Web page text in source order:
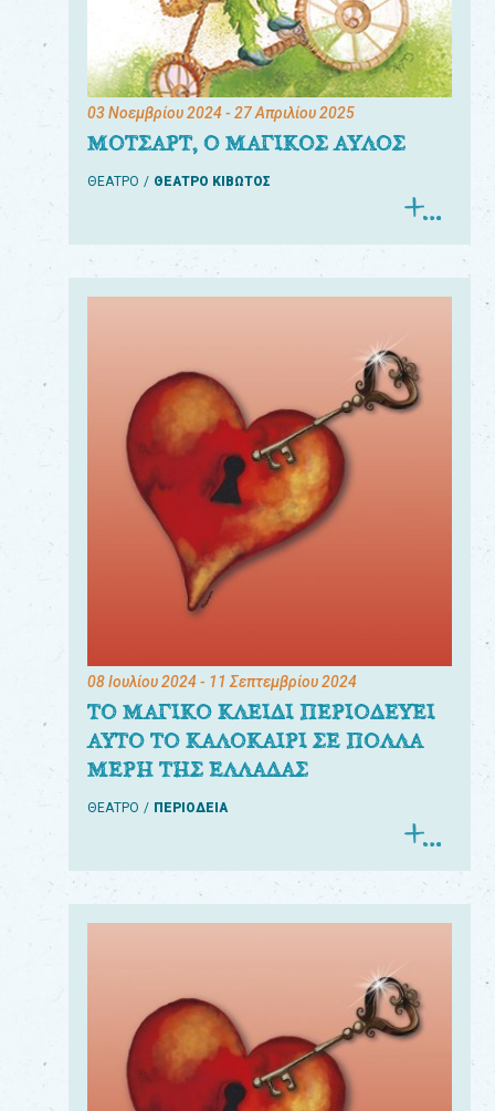
03 Νοεμβρίου 2024- 27 Απριλίου 2025
ΜΟΤΣΑΡΤ, Ο ΜΑΓΙΚΟΣ ΑΥΛΟΣ
ΘΕΑΤΡΟ ΘΕΑΤΡΟ ΚΙΒΩΤΟΣ
08 Ιουλίου 2024- 11 Σεπτεμβρίου 2024
ΤΟ ΜΑΓΙΚΟ ΚΛΕΙΔΙ ΠΕΡΙΟΔΕΥΕΙ
ΑΥΤΟ ΤΟ ΚΑΛΟΚΑΙΡΙ ΣΕ ΠΟΛΛΑ
ΜΕΡΗ ΤΗΣ ΕΛΛΑΔΑΣ
ΘΕΑΤΡΟ ΠΕΡΙΟΔΕΙΑ